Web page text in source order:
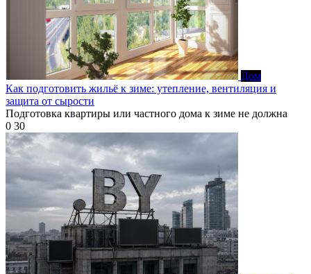
Дом
Как подготовить жильё к зиме: утепление, вентиляция и
защита от сырости
Подготовка квартиры или частного дома к зиме не должна
0 30